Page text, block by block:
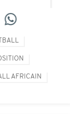
AFRICAIN